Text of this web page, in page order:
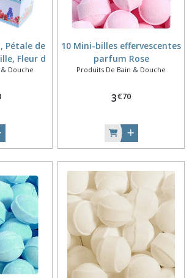
Pétale de
Fleur d
Douche
10 Mini-billes effervescentes
parfum Rose
Produits De Bain & Douche
3€70